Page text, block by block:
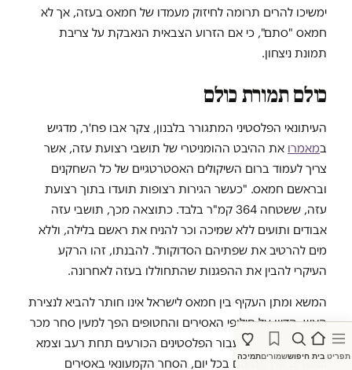
תפריט בית חיפוששמוריםתמיכה
ימשיכו להרים תרומה לחיזוק מעמדו של חמאס בעזה, אך לא
חמאס "סתם", כי אם הזרוע הצבאית הנאבקת על צריבת
תמונת ניצחון.
כולם תמורת כולם
העיתונאי הפלסטיני המתגורר בלבנון, צקר אבו פח'ר, מדגיש
במאמרו את ההיבט ההומניטרי של תושבי רצועת עזה, אשר
צריך לעמוד ברום השיקולים האסטרטגיים של כל השחקנים
ובראשם חמאס. "כעשר הגירות רצופות תועדו בתוך רצועת
עזה, ששטחה 364 קמ"ר בלבד. כתוצאה מכך, תושבי עזה
אבודים ותועים ללא שמיכה וכר להניח את ראשם בלילה, וללא
מים להרטיב את שפתיהם הסדוקות". להבנתו, זהו הרקע
העיקרי להבין את ההפגנות שהתחוללו בעזה לאחרונה.
המשא ומתן העקיף בין חמאס לישראל אינו חותר להביא לנצירת
האש. הדיון על חילופי האסירים והחטופים הפך למעין סחר מכר
בבחינת "תן וקח". עבור הפלסטינים הכורעים תחת רעב וצמא
וסופרים את מתיהם בכל יום, הסחר הקמעונאי באסירים